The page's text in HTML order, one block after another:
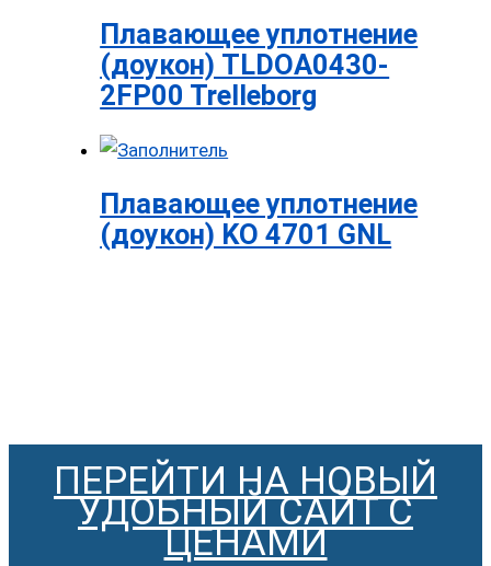
Плавающее уплотнение
(доукон) TLDOA0430-
2FP00 Trelleborg
Плавающее уплотнение
(доукон) KO 4701 GNL
ПЕРЕЙТИ НА НОВЫЙ
УДОБНЫЙ САЙТ С
ЦЕНАМИ